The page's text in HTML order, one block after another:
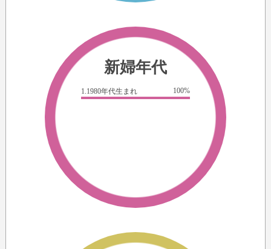
新婦年代
1.1980年代生まれ 100%